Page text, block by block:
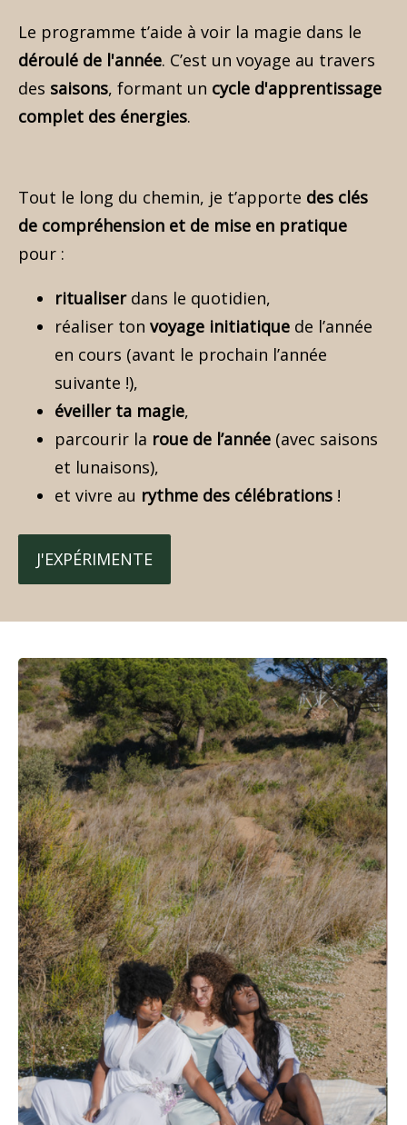
Le programme t’aide à voir la magie dans le
déroulé de l'année. C’est un voyage au travers
des saisons, formant un cycle d'apprentissage
complet des énergies.
Tout le long du chemin, je t’apporte des clés
de compréhension et de mise en pratique
pour :
ritualiser dans le quotidien,
réaliser ton voyage initiatique de l’année
en cours (avant le prochain l’année
suivante !),
éveiller ta magie,
parcourir la roue de l’année (avec saisons
et lunaisons),
et vivre au rythme des célébrations !
J'EXPÉRIMENTE